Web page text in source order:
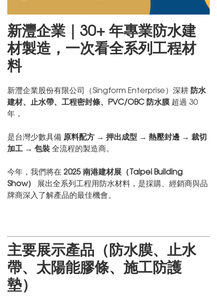
新灃企業｜30+ 年專業防水建
材製造，一次看全系列工程材
料
新灃企業股份有限公司（Singform Enterprise）深耕 防水
建材、止水帶、工程密封條、PVC/OBC 防水膜 超過 30
年，
是台灣少數具備 原料配方 → 押出成型 → 熱壓封邊 → 裁切
加工 → 包裝 全流程的製造商。
今年，我們將在 2025 南港建材展（Taipei Building
Show）
展出全系列工程用防水材料，是採購、經銷商與品
牌商深入了解產品的最佳機會。
主要展示產品（防水膜、止水
帶、太陽能膠條、施工防護
墊）